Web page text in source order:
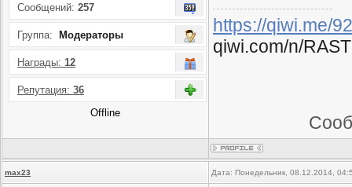
Сообщений: 257
Группа: Модераторы
Награды: 12
Репутация: 36
Offline
https://qiwi.me/
qiwi.com/n/
max23 Дата: Понедельник, 08.12.2014,